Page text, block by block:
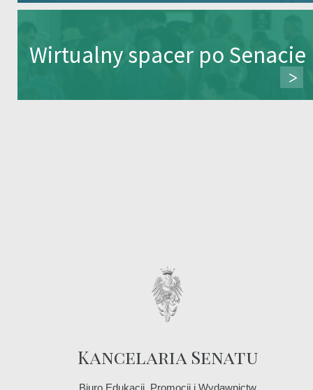
Wirtualny spacer po Senacie
Kancelaria Senatu
Biuro Edukacji, Promocji i Wydawnictw